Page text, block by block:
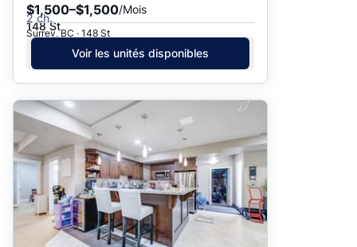
$1,500–$1,500/Mois
2 ch.
148 St
Surrey, BC · 148 St
Voir les unités disponibles